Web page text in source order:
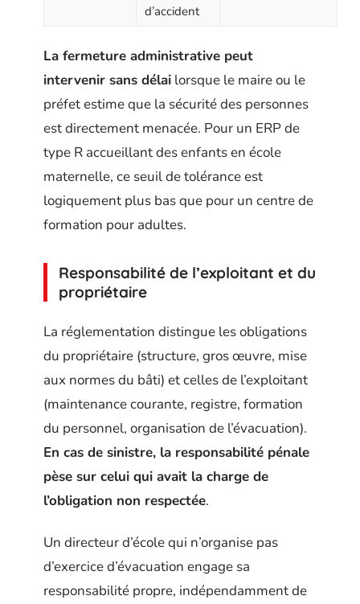
d’accident
La fermeture administrative peut
intervenir sans délai lorsque le maire ou le
préfet estime que la sécurité des personnes
est directement menacée. Pour un ERP de
type R accueillant des enfants en école
maternelle, ce seuil de tolérance est
logiquement plus bas que pour un centre de
formation pour adultes.
Responsabilité de l’exploitant et du
propriétaire
La réglementation distingue les obligations
du propriétaire (structure, gros œuvre, mise
aux normes du bâti) et celles de l’exploitant
(maintenance courante, registre, formation
du personnel, organisation de l’évacuation).
En cas de sinistre, la responsabilité pénale
pèse sur celui qui avait la charge de
l’obligation non respectée.
Un directeur d’école qui n’organise pas
d’exercice d’évacuation engage sa
responsabilité propre, indépendamment de